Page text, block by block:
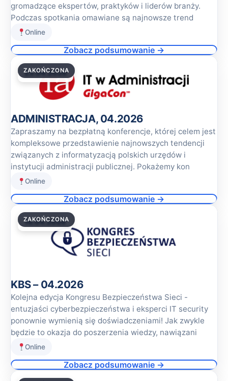
gromadzące ekspertów, praktyków i liderów branży.
Podczas spotkania omawiane są najnowsze trend
Online
Zobacz podsumowanie →
23.04.2026
ZAKOŃCZONA
ADMINISTRACJA, 04.2026
Zapraszamy na bezpłatną konferencje, której celem jest
kompleksowe przedstawienie najnowszych tendencji
związanych z informatyzacją polskich urzędów i
instytucji administracji publicznej. Pokażemy kon
Online
Zobacz podsumowanie →
16.04.2026
ZAKOŃCZONA
KBS – 04.2026
Kolejna edycja Kongresu Bezpieczeństwa Sieci -
entuzjaści cyberbezpieczeństwa i eksperci IT security
ponownie wymienią się doświadczeniami! Jak zwykle
będzie to okazja do poszerzenia wiedzy, nawiązani
Online
Zobacz podsumowanie →